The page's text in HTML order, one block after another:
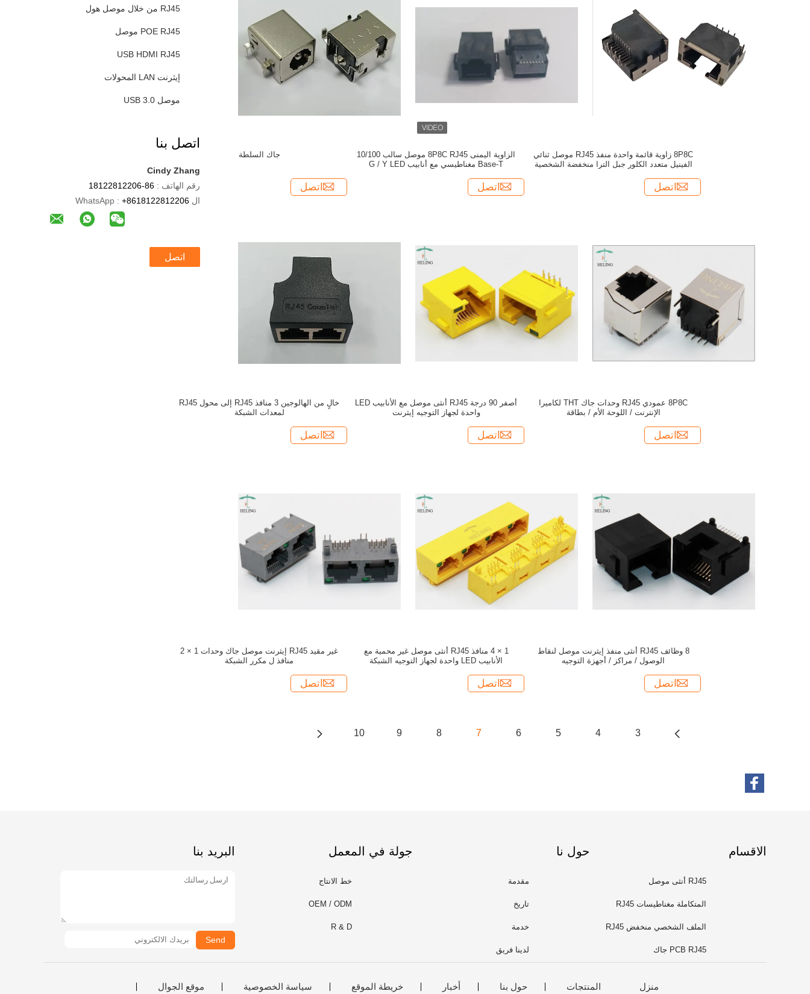
RJ45 من خلال موصل هول
POE RJ45 موصل
USB HDMI RJ45
إيثرنت LAN المحولات
موصل USB 3.0
اتصل بنا
Cindy Zhang
رقم الهاتف :
ال WhatsApp : +8618122812206
اتصل
جاك السلطة
اتصل
الزاوية اليمنى 8P8C RJ45 موصل سالب 10/100
Base-T مغناطيسي مع أنابيب G / Y LED
اتصل
8P8C زاوية قائمة واحدة منفذ RJ45 موصل ثنائي
الفينيل متعدد الكلور جبل الترا منخفضة الشخصية
اتصل
خالٍ من الهالوجين 3 منافذ RJ45 إلى محول RJ45
لمعدات الشبكة
اتصل
أصفر 90 درجة RJ45 أنثى موصل مع الأنابيب LED
واحدة لجهاز التوجيه إيثرنت
اتصل
8P8C عمودي RJ45 وحدات جاك THT لكاميرا
الإنترنت / اللوحة الأم / بطاقة
اتصل
غير مقيد RJ45 إيثرنت موصل جاك وحدات 1 × 2
منافذ ل مكرر الشبكة
اتصل
1 × 4 منافذ RJ45 أنثى موصل غير محمية مع
الأنابيب LED واحدة لجهاز التوجيه الشبكة
اتصل
8 وظائف RJ45 أنثى منفذ إيثرنت موصل لنقاط
الوصول / مراكز / أجهزة التوجيه
اتصل
3
4
5
6
7
8
9
10
الاقسام
RJ45 أنثى موصل
المتكاملة مغناطيسات RJ45
الملف الشخصي منخفض RJ45
PCB RJ45 جاك
حول نا
مقدمة
تاريخ
خدمة
لدينا فريق
جولة في المعمل
خط الانتاج
OEM / ODM
R & D
البريد بنا
Send
منزل المنتجات حول بنا أخبار خريطة الموقع سياسة الخصوصية موقع الجوال